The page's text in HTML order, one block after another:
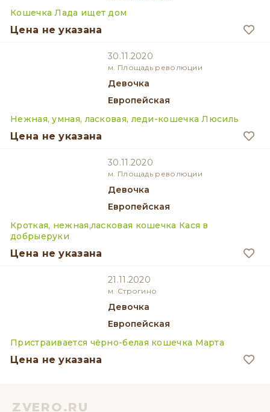
Кошечка Лада ищет дом
Цена не указана
30.11.2020
м. Площадь революции
девочка
Европейская
Нежная, умная, ласковая, леди-кошечка Люсиль
Цена не указана
30.11.2020
м. Площадь революции
девочка
Европейская
Кроткая, нежная,ласковая кошечка Кася в
добрыеруки
Цена не указана
21.11.2020
м. Строгино
девочка
Европейская
Пристраивается чёрно-белая кошечка Марта
Цена не указана
ZVERO.RU